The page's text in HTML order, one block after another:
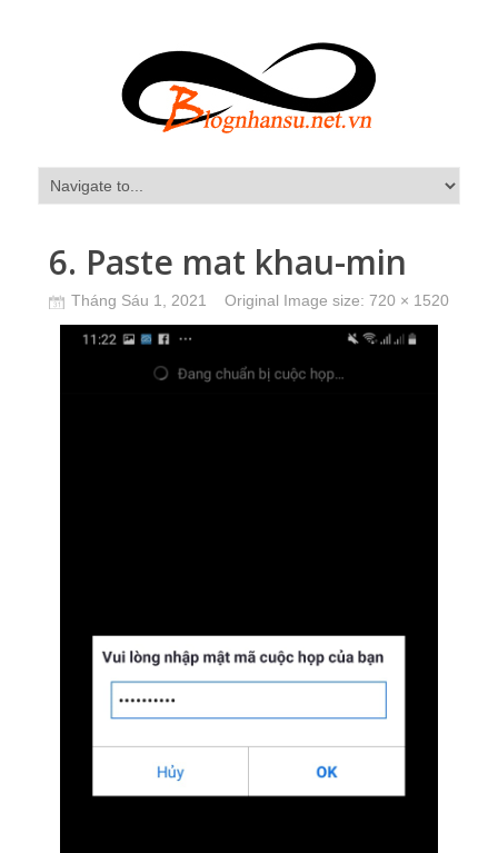
6. Paste mat khau-min
Tháng Sáu 1, 2021 Original Image size: 720 × 1520